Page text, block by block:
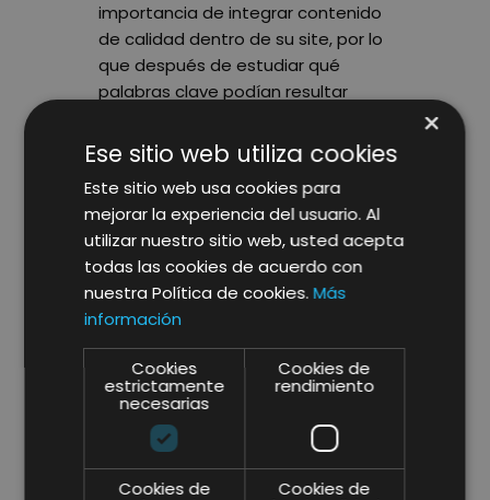
importancia de integrar contenido
de calidad dentro de su site, por lo
que después de estudiar qué
palabras clave podían resultar
procedió a generar contenido
En los meses siguientes a la
implementación se incrementó de
manera continuada y estable las
posiciones y el tráfico orgánico.
Siendo así como llegó a triplicar su
tráfico orgánico justo después de
la última actualización del
algoritmo de Google.
La actualización de Google Panda
4.0 supuso un incremento del
×
Ese sitio web utiliza cookies
Este sitio web usa cookies para
mejorar la experiencia del usuario. Al
utilizar nuestro sitio web, usted acepta
todas las cookies de acuerdo con
nuestra Política de cookies.Más
información
Cookies
estrictamente
necesarias
Cookies de
rendimiento
Cookies de Cookies de